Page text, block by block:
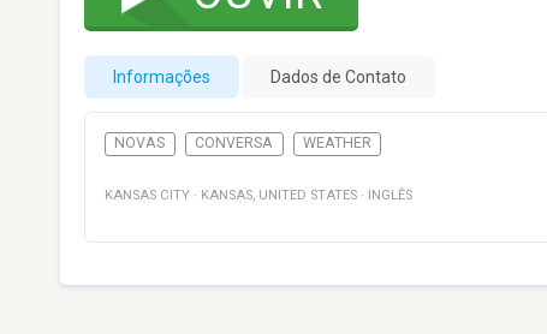
Informações Dados de Contato
NOVAS CONVERSA WEATHER
KANSAS CITY · KANSAS, UNITED STATES · INGLÊS